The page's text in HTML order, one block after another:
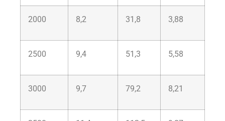
2000 8,2 31,8 3,88
2500 9,4 51,3 5,58
3000 9,7 79,2 8,21